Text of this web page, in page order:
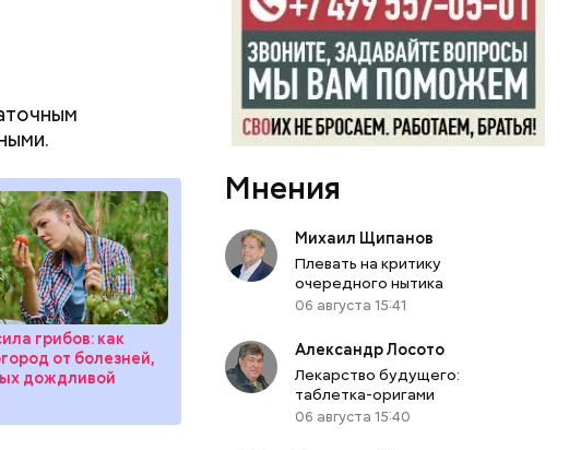
грибов: как
от болезней,
дождливой
Мнения
Михаил Щипанов
Плевать на критику
очередного нытика
06 августа 15:41
Александр Лосото
Лекарство будущего:
таблетка-оригами
06 августа 15:40